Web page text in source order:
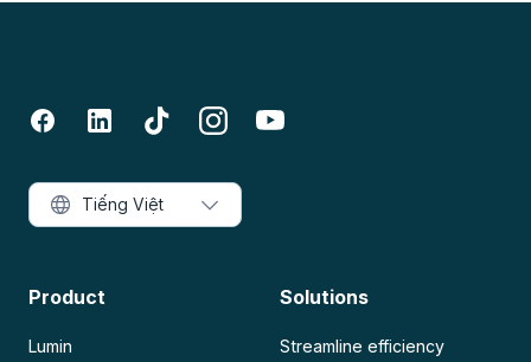
Product
Lumin
Solutions
Streamline efficiency
Tiếng Việt